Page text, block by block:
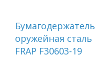
Бумагодержатель
оружейная сталь
FRAP F30603-19